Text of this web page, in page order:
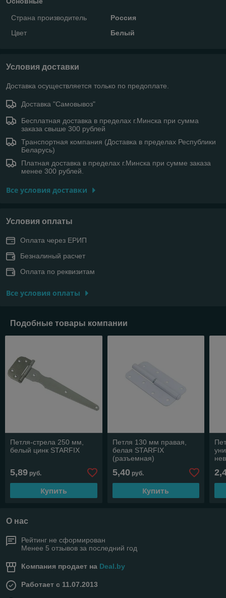
Страна производитель
Россия
Цвет
Белый
Условия доставки
Доставка осуществляется только по предоплате.
Доставка "Самовывоз"
Бесплатная доставка в пределах г.Минска при сумма
заказа свыше 300 рублей
Транспортная компания (Доставка в пределах Республики
Беларусь)
Платная доставка в пределах г.Минска при сумме заказа
менее 300 рублей.
Все условия доставки
Условия оплаты
Оплата через ЕРИП
Безналиный расчет
Оплата по реквизитам
Все условия оплаты
Подобные товары компании
Петля-стрела 250 мм,
белый цинк STARFIX
5,89 руб.
Купить
Петля 130 мм правая,
белая STARFIX
(разъемная)
5,40руб.
Купить
О нас
Рейтинг не сформирован
Менее 5 отзывов за последний год
Компания продает на Deal.by
Работает с 11.07.2013